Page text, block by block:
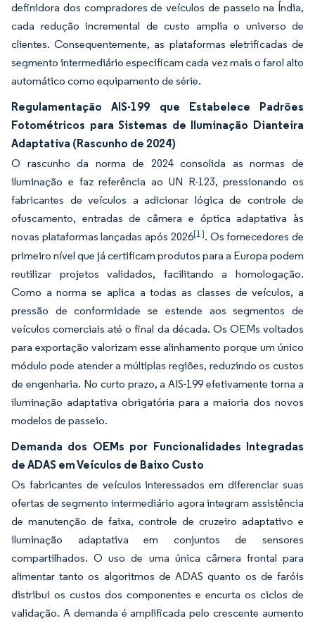
definidora dos compradores de veículos de passeio na Índia,
cada redução incremental de custo amplia o universo de
clientes. Consequentemente, as plataformas eletrificadas de
segmento intermediário especificam cada vez mais o farol alto
automático como equipamento de série.
Regulamentação AIS-199 que Estabelece Padrões
Fotométricos para Sistemas de Iluminação Dianteira
Adaptativa (Rascunho de 2024)
O rascunho da norma de 2024 consolida as normas de
iluminação e faz referência ao UN R-123, pressionando os
fabricantes de veículos a adicionar lógica de controle de
ofuscamento, entradas de câmera e óptica adaptativa às
novas plataformas lançadas após 2026[1]. Os fornecedores de
primeiro nível que já certificam produtos para a Europa podem
reutilizar projetos validados, facilitando a homologação.
Como a norma se aplica a todas as classes de veículos, a
pressão de conformidade se estende aos segmentos de
veículos comerciais até o final da década. Os OEMs voltados
para exportação valorizam esse alinhamento porque um único
módulo pode atender a múltiplas regiões, reduzindo os custos
de engenharia. No curto prazo, a AIS-199 efetivamente torna a
iluminação adaptativa obrigatória para a maioria dos novos
modelos de passeio.
Demanda dos OEMs por Funcionalidades Integradas
de ADAS em Veículos de Baixo Custo
Os fabricantes de veículos interessados em diferenciar suas
ofertas de segmento intermediário agora integram assistência
de manutenção de faixa, controle de cruzeiro adaptativo e
iluminação adaptativa em conjuntos de sensores
compartilhados. O uso de uma única câmera frontal para
alimentar tanto os algoritmos de ADAS quanto os de faróis
distribui os custos dos componentes e encurta os ciclos de
validação. A demanda é amplificada pelo crescente aumento